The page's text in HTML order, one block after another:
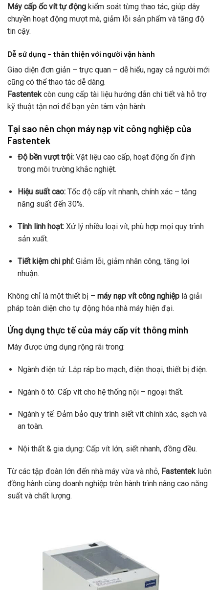
Máy cấp ốc vít tự động kiểm soát từng thao tác, giúp dây
chuyền hoạt động mượt mà, giảm lỗi sản phẩm và tăng độ
tin cậy.
Dễ sử dụng – thân thiện với người vận hành
Giao diện đơn giản – trực quan – dễ hiểu, ngay cả người mới
cũng có thể thao tác dễ dàng.
Fastentekcòn cung cấp tài liệu hướng dẫn chi tiết và hỗ trợ
kỹ thuật tận nơi để bạn yên tâm vận hành.
Tại sao nên chọn máy nạp vít công nghiệp của
Fastentek
Độ bền vượt trội:Vật liệu cao cấp, hoạt động ổn định
trong môi trường khắc nghiệt.
Hiệu suất cao:Tốc độ cấp vít nhanh, chính xác – tăng
năng suất đến 30%.
Tính linh hoạt:Xử lý nhiều loại vít, phù hợp mọi quy trình
sản xuất.
Tiết kiệm chi phí:Giảm lỗi, giảm nhân công, tăng lợi
nhuận.
Không chỉ là một thiết bị – máy nạp vít công nghiệp là giải
pháp toàn diện cho tự động hóa nhà máy hiện đại.
Ứng dụng thực tế của máy cấp vít thông minh
Máy được ứng dụng rộng rãi trong:
Ngành điện tử: Lắp ráp bo mạch, điện thoại, thiết bị điện.
Ngành ô tô: Cấp vít cho hệ thống nội – ngoại thất.
Ngành y tế: Đảm bảo quy trình siết vít chính xác, sạch và
an toàn.
Nội thất & gia dụng: Cấp vít lớn, siết nhanh, đồng đều.
Từ các tập đoàn lớn đến nhà máy vừa và nhỏ, Fastentekluôn
đồng hành cùng doanh nghiệp trên hành trình nâng cao năng
suất và chất lượng.